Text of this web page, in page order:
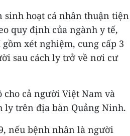
sinh hoạt cá nhân thuận tiện
quy định của ngành y tế,
xét nghiệm, cung cấp 3
sau cách ly trở về nơi cư
cả người Việt Nam và
ly trên địa bàn Quảng Ninh.
nếu bệnh nhân là người